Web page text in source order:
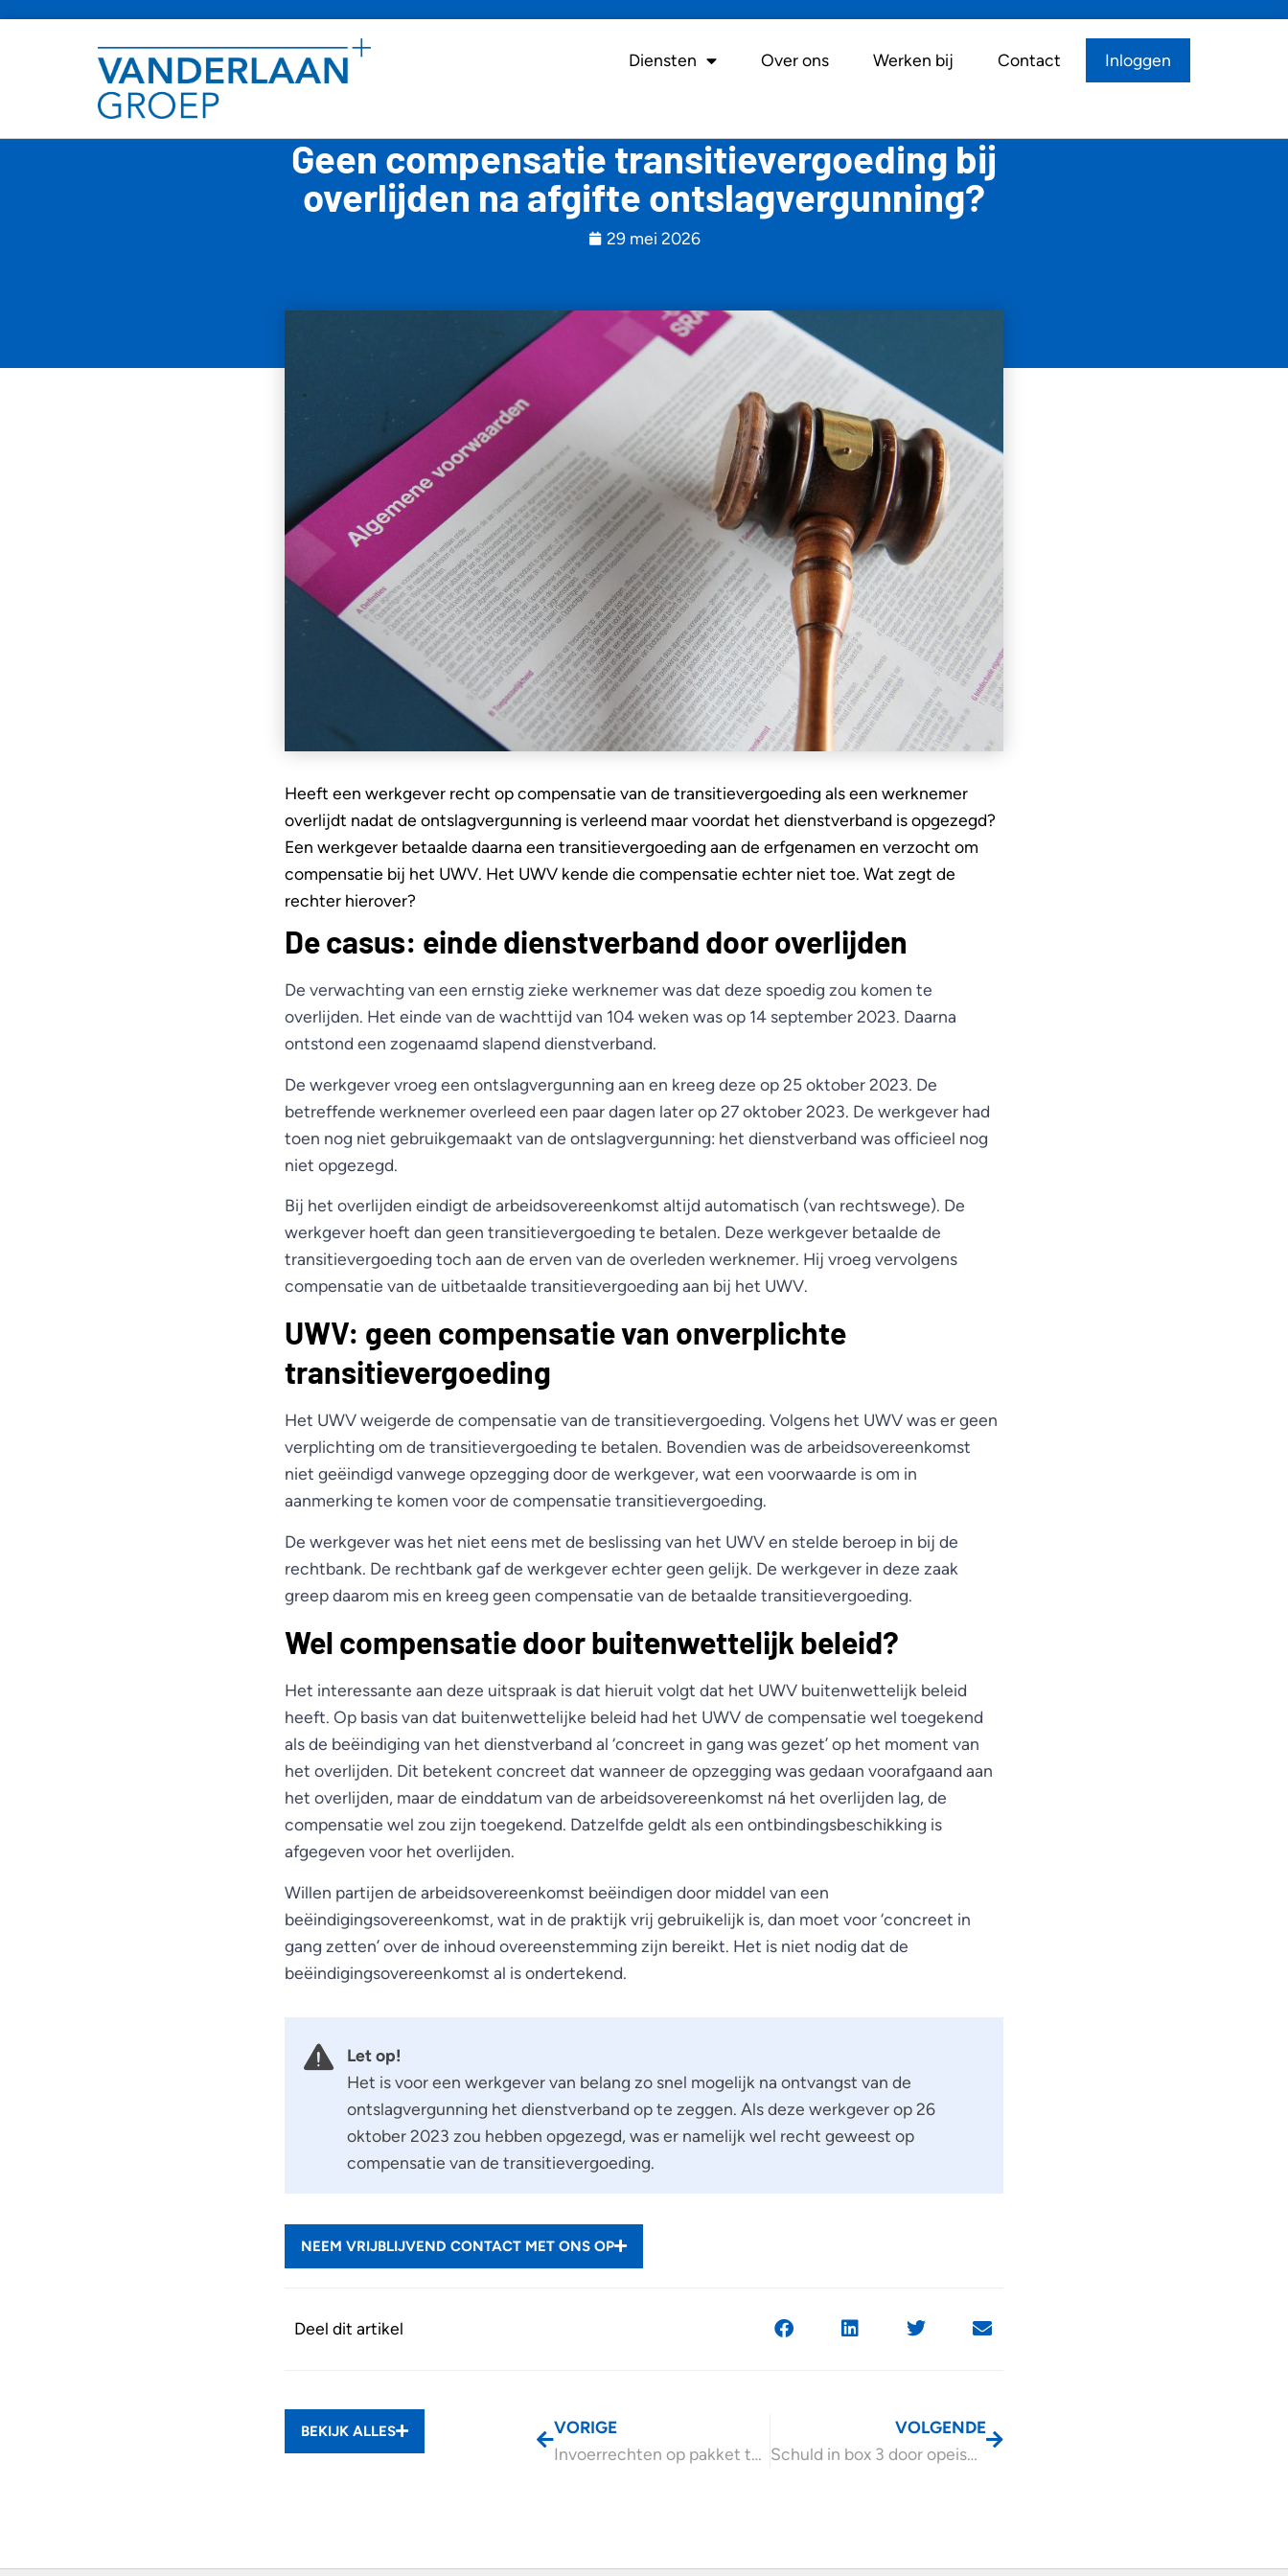
Diensten Over ons Werken bij Contact Inloggen
Geen compensatie transitievergoeding bij
overlijden na afgifte ontslagvergunning?
29 mei 2026
Heeft een werkgever recht op compensatie van de transitievergoeding als een werknemer
overlijdt nadat de ontslagvergunning is verleend maar voordat het dienstverband is opgezegd?
Een werkgever betaalde daarna een transitievergoeding aan de erfgenamen en verzocht om
compensatie bij het UWV. Het UWV kende die compensatie echter niet toe. Wat zegt de
rechter hierover?
De casus: einde dienstverband door overlijden
De verwachting van een ernstig zieke werknemer was dat deze spoedig zou komen te
overlijden. Het einde van de wachttijd van 104 weken was op 14 september 2023. Daarna
ontstond een zogenaamd slapend dienstverband.
De werkgever vroeg een ontslagvergunning aan en kreeg deze op 25 oktober 2023. De
betreffende werknemer overleed een paar dagen later op 27 oktober 2023. De werkgever had
toen nog niet gebruikgemaakt van de ontslagvergunning: het dienstverband was officieel nog
niet opgezegd.
Bij het overlijden eindigt de arbeidsovereenkomst altijd automatisch (van rechtswege). De
werkgever hoeft dan geen transitievergoeding te betalen. Deze werkgever betaalde de
transitievergoeding toch aan de erven van de overleden werknemer. Hij vroeg vervolgens
compensatie van de uitbetaalde transitievergoeding aan bij het UWV.
UWV: geen compensatie van onverplichte
transitievergoeding
Het UWV weigerde de compensatie van de transitievergoeding. Volgens het UWV was er geen
verplichting om de transitievergoeding te betalen. Bovendien was de arbeidsovereenkomst
niet geëindigd vanwege opzegging door de werkgever, wat een voorwaarde is om in
aanmerking te komen voor de compensatie transitievergoeding.
De werkgever was het niet eens met de beslissing van het UWV en stelde beroep in bij de
rechtbank. De rechtbank gaf de werkgever echter geen gelijk. De werkgever in deze zaak
greep daarom mis en kreeg geen compensatie van de betaalde transitievergoeding.
Wel compensatie door buitenwettelijk beleid?
Het interessante aan deze uitspraak is dat hieruit volgt dat het UWV buitenwettelijk beleid
heeft. Op basis van dat buitenwettelijke beleid had het UWV de compensatie wel toegekend
als de beëindiging van het dienstverband al ‘concreet in gang was gezet’ op het moment van
het overlijden. Dit betekent concreet dat wanneer de opzegging was gedaan voorafgaand aan
het overlijden, maar de einddatum van de arbeidsovereenkomst ná het overlijden lag, de
compensatie wel zou zijn toegekend. Datzelfde geldt als een ontbindingsbeschikking is
afgegeven voor het overlijden.
Willen partijen de arbeidsovereenkomst beëindigen door middel van een
beëindigingsovereenkomst, wat in de praktijk vrij gebruikelijk is, dan moet voor ‘concreet in
gang zetten’ over de inhoud overeenstemming zijn bereikt. Het is niet nodig dat de
beëindigingsovereenkomst al is ondertekend.
Let op!
Het is voor een werkgever van belang zo snel mogelijk na ontvangst van de
ontslagvergunning het dienstverband op te zeggen. Als deze werkgever op 26
oktober 2023 zou hebben opgezegd, was er namelijk wel recht geweest op
compensatie van de transitievergoeding.
NEEM VRIJBLIJVEND CONTACT MET ONS OP
Deel dit artikel
BEKIJK ALLES
VORIGE
Invoerrechten op pakket tot € 150 en handling fee
VOLGENDE
Schuld in box 3 door opeisen legitieme portie?